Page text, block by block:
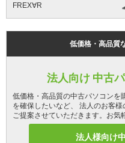
FREX∀R
低価格・高品質
法人向け 中古
低価格・高品質の中古パソコンを
を確保したいなど、 法人のお客
ご提案させていただきます。お気
法人様向け